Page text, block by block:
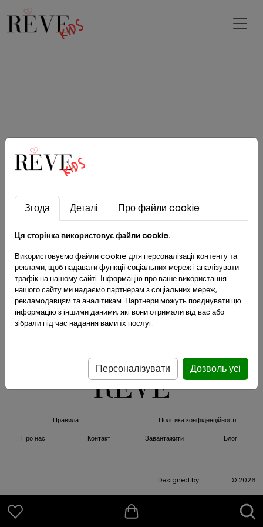
Правила
Політика конфіденційності
Про нас
Контакт Завантажити Блог
Designed by: © 2026
Згода Деталі Про файли cookie
Ця сторінка використовує файли cookie.
Використовуємо файли cookie для персоналізації контенту та
реклами, щоб надавати функції соціальних мереж і аналізувати
трафік на нашому сайті. Інформацію про ваше використання
нашого сайту ми надаємо партнерам з соціальних мереж,
рекламодавцям та аналітикам. Партнери можуть поєднувати цю
інформацію з іншими даними, які вони отримали від вас або
зібрали під час надання вами їх послуг.
Персоналізувати Дозволь усі